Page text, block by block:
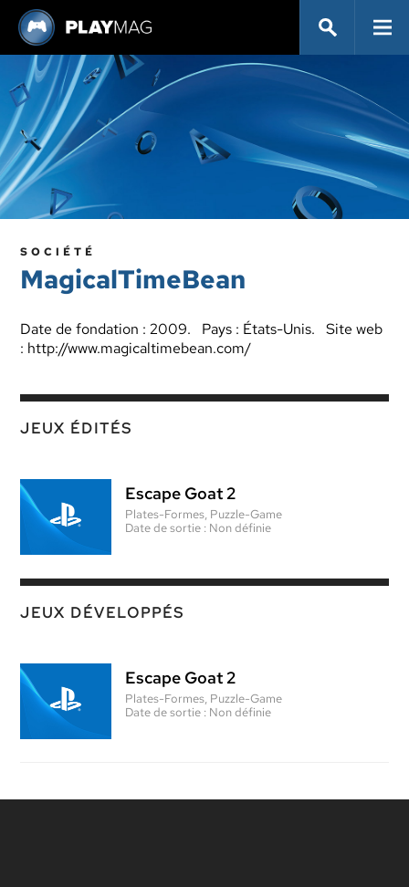
SOCIÉTÉ
MagicalTimeBean
Date de fondation : 2009. Pays : États-Unis. Site web
: http://www.magicaltimebean.com/
JEUX ÉDITÉS
Escape Goat 2
Plates-Formes, Puzzle-Game
Date de sortie : Non définie
JEUX DÉVELOPPÉS
Escape Goat 2
Plates-Formes, Puzzle-Game
Date de sortie : Non définie